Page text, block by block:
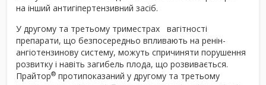
на інший антигіпертензивний засіб.
У другому та третьому триместрах вагітності
препарати, що безпосередньо впливають на ренін-
ангіотензинову систему, можуть спричиняти порушення
розвитку і навіть загибель плода, що розвивається.
Прайтор® протипоказаний у другому та третьому